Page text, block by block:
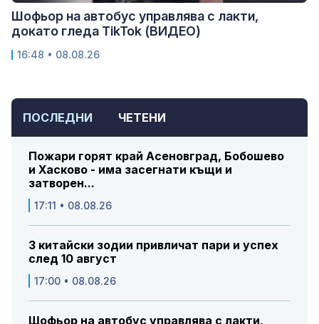
ПОСЛЕДНИ ЧЕТЕНИ
Пожари горят край Асеновград, Бобошево
и Хасково - има засегнати къщи и
затворен...
17:11 • 08.08.26
3 китайски зодии привличат пари и успех
след 10 август
17:00 • 08.08.26
Шофьор на автобус управлява с лакти,
Шофьор на автобус управлява с лакти,
докато гледа TikTok (ВИДЕО)
16:48 • 08.08.26